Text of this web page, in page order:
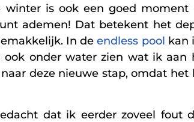
is ook een goed
ademen! Dat betekent het
In deendless pool kan
onder water zien wat ik aan
deze nieuwe stap, omdat
dat ik eerder zoveel fout